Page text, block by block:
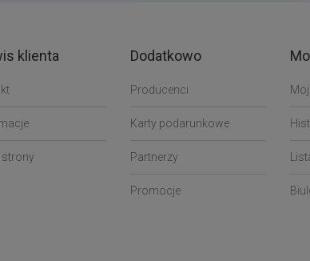
klienta
strony
Dodatkowo
Producenci
Karty podarunkowe
Partnerzy
Promocje